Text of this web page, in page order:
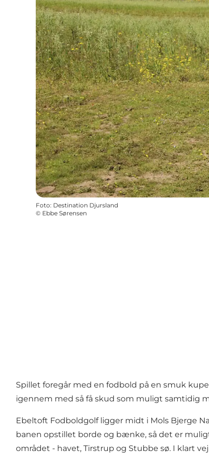
Foto: Destination Djursland
© Ebbe Sørensen
Spillet foregår med en fodbold på en smuk
igennem med så få skud som muligt samtidig
Ebeltoft Fodboldgolf ligger midt i Mols Bjerge
banen opstillet borde og bænke, så det er
området - havet, Tirstrup og Stubbe sø. I klart